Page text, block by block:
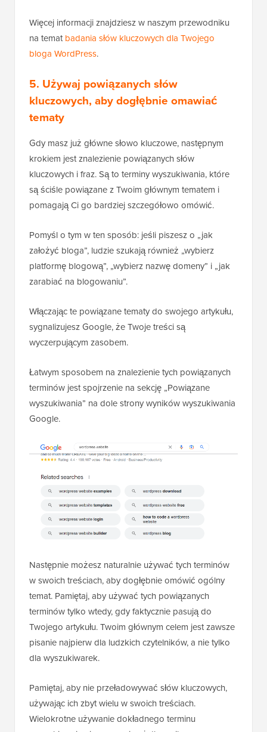
Więcej informacji znajdziesz w naszym przewodniku
na tematbadania słów kluczowych dla Twojego
bloga WordPress.
5. Używaj powiązanych słów
kluczowych, aby dogłębnie omawiać
tematy
Gdy masz już główne słowo kluczowe, następnym
krokiem jest znalezienie powiązanych słów
kluczowych i fraz. Są to terminy wyszukiwania, które
są ściśle powiązane z Twoim głównym tematem i
pomagają Ci go bardziej szczegółowo omówić.
Pomyśl o tym w ten sposób: jeśli piszesz o „jak
założyć bloga”, ludzie szukają również „wybierz
platformę blogową”, „wybierz nazwę domeny” i „jak
zarabiać na blogowaniu”.
Włączając te powiązane tematy do swojego artykułu,
sygnalizujesz Google, że Twoje treści są
wyczerpującym zasobem.
Łatwym sposobem na znalezienie tych powiązanych
terminów jest spojrzenie na sekcję „Powiązane
wyszukiwania” na dole strony wyników wyszukiwania
Google.
Następnie możesz naturalnie używać tych terminów
w swoich treściach, aby dogłębnie omówić ogólny
temat. Pamiętaj, aby używać tych powiązanych
terminów tylko wtedy, gdy faktycznie pasują do
Twojego artykułu. Twoim głównym celem jest zawsze
pisanie najpierw dla ludzkich czytelników, a nie tylko
dla wyszukiwarek.
Pamiętaj, aby nie przeładowywać słów kluczowych,
używając ich zbyt wielu w swoich treściach.
Wielokrotne używanie dokładnego terminu